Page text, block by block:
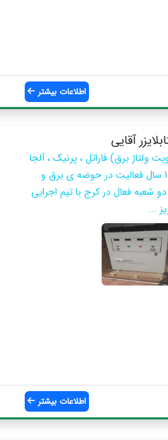
اطلاعات بیشتر
آقایی
برق) فاراتل ، پرنیک ، آلجا
| مجموعه فنی مهندسی کاوه صنعت با 15 سال فعالیت در حوضه ی برق و
شعبه فعال در کرج با تیم اجرایی
...
اطلاعات بیشتر